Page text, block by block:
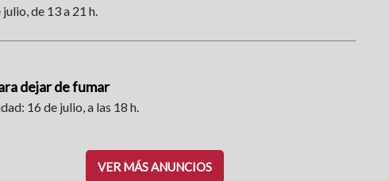
de 13 a 21 h.
dejar de fumar
16 de julio, a las 18 h.
VER MÁS ANUNCIOS